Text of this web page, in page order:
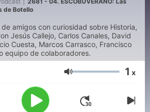
de Botello
amigos con curiosidad sobre Historia,
Jesús Callejo, Carlos Canales, David
Cuesta, Marcos Carrasco, Francisco
equipo de colaboradores.
Glasnost 1 x